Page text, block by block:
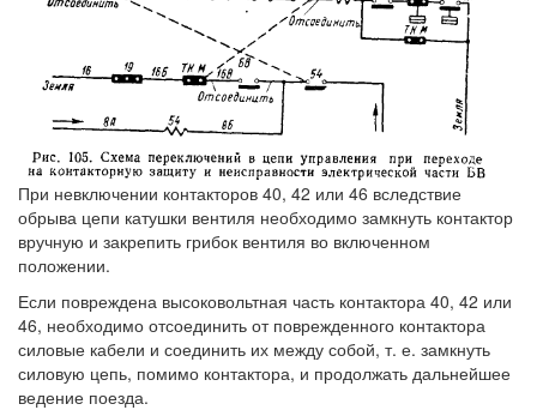
При невключении контакторов 40, 42 или 46 вследствие
обрыва цепи катушки вентиля необходимо замкнуть контактор
вручную и закрепить грибок вентиля во включенном
положении.
Если повреждена высоковольтная часть контактора 40, 42 или
46, необходимо отсоединить от поврежденного контактора
силовые кабели и соединить их между собой, т. е. замкнуть
силовую цепь, помимо контактора, и продолжать дальнейшее
ведение поезда.